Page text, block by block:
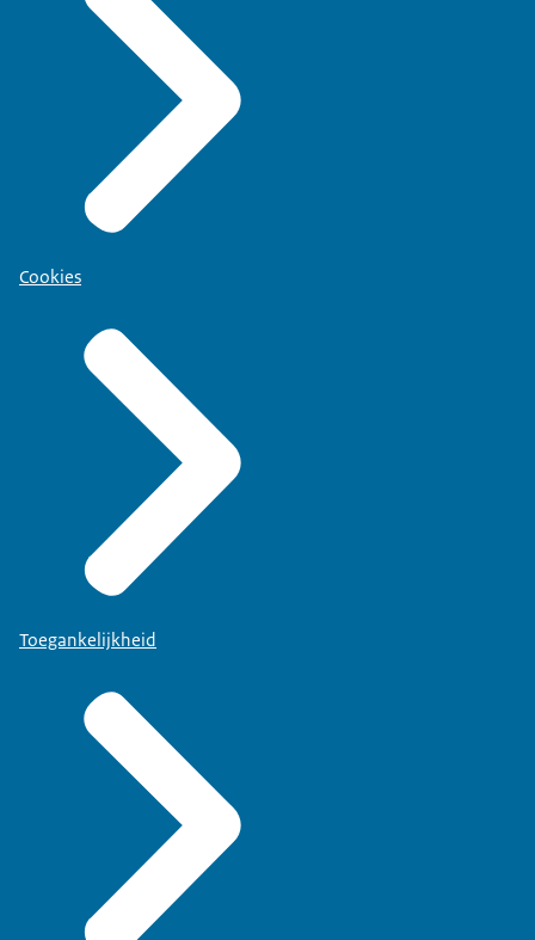
Cookies
Toegankelijkheid